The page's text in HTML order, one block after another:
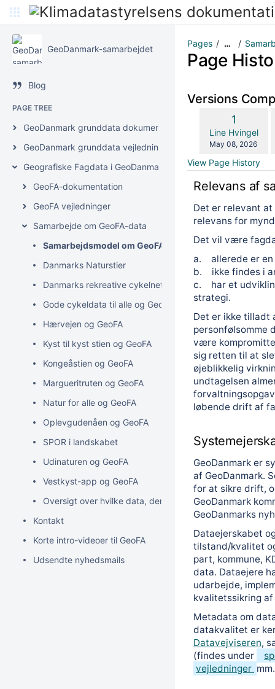
GeoDanmark-samarbejdet
Blog
PAGE TREE
GeoDanmark grunddata dokumentation
GeoDanmark grunddata vejledninger
Geografiske Fagdata i GeoDanmark (GeoFA)
GeoFA-dokumentation
GeoFA vejledninger
Samarbejde om GeoFA-data
Samarbejdsmodel om GeoFA-data
Danmarks Naturstier
Danmarks rekreative cykelnet og GeoFA
Gode cykeldata til alle og GeoFA
Hærvejen og GeoFA
Kyst til kyst stien og GeoFA
Kongeåstien og GeoFA
Margueritruten og GeoFA
Natur for alle og GeoFA
Oplevgudenåen og GeoFA
SPOR i landskabet
Udinaturen og GeoFA
Vestkyst-app og GeoFA
Oversigt over hvilke data, der anvendes og udstilles i
Kontakt
Korte intro-videoer til GeoFA
Udsendte nyhedsmails
Pages …
Page
Versions
Old
Version
1
Line Hvingel
Saved
May 08, 2026
View Page History
Relevans af
Det er relevant
relevans for
Det vil være
a. allerede er en
b. ikke findes i
c. har et
strategi.
Det er ikke tilladt
personfølsomme
være
sig retten til at
øjeblikkelig
undtagelsen
løbende drift af
GeoDanmark er
af GeoDanmark.
for at sikre drift,
GeoDanmark
GeoDanmarks
Dataejerskabet
tilstand/kvalitet
part, kommune,
data. Dataejere
udarbejde,
kvalitetssikring
Metadata om
datakvalitet er
Datavejviseren,
(findes under
vejledninger